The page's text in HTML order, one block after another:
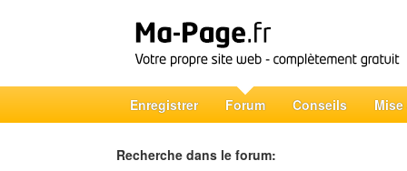
Enregistrer Forum Conseils Mise
Recherche dans le forum: